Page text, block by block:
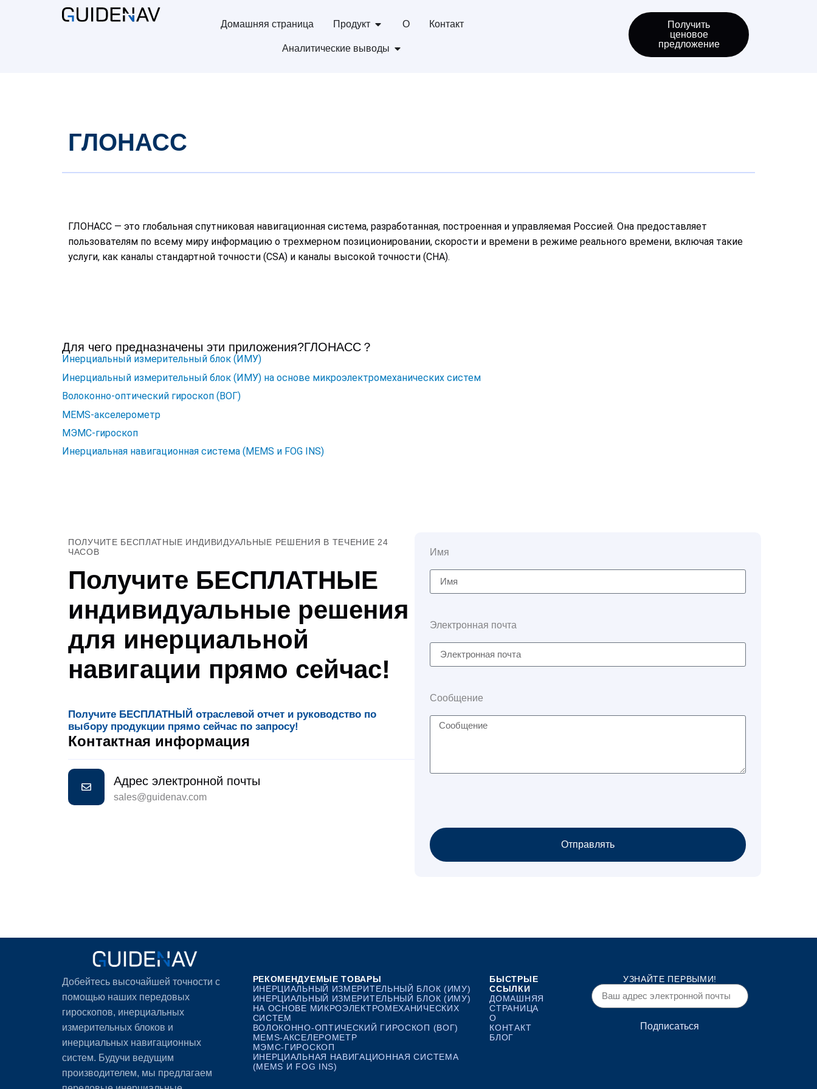
Домашняя страница Продукт О Контакт
Аналитические выводы
Получить
ценовое
предложение
ГЛОНАСС
ГЛОНАСС — это глобальная спутниковая навигационная система, разработанная, построенная и управляемая Россией. Она предоставляет
пользователям по всему миру информацию о трехмерном позиционировании, скорости и времени в режиме реального времени, включая такие
услуги, как каналы стандартной точности (CSA) и каналы высокой точности (CHA).
Для чего предназначены эти приложения?ГЛОНАСС ？
Инерциальный измерительный блок (ИМУ)
Инерциальный измерительный блок (ИМУ) на основе микроэлектромеханических систем
Волоконно-оптический гироскоп (ВОГ)
MEMS-акселерометр
МЭМС-гироскоп
Инерциальная навигационная система (MEMS и FOG INS)
ПОЛУЧИТЕ БЕСПЛАТНЫЕ ИНДИВИДУАЛЬНЫЕ РЕШЕНИЯ В ТЕЧЕНИЕ 24
ЧАСОВ
Получите БЕСПЛАТНЫЕ
индивидуальные решения
для инерциальной
навигации прямо сейчас!
Получите БЕСПЛАТНЫЙ отраслевой отчет и руководство по
выбору продукции прямо сейчас по запросу!
Контактная информация
Адрес электронной почты
sales@guidenav.com
Имя
Электронная почта
Сообщение
Отправлять
Добейтесь высочайшей точности с
помощью наших передовых
гироскопов, инерциальных
измерительных блоков и
инерциальных навигационных
систем. Будучи ведущим
производителем, мы предлагаем
РЕКОМЕНДУЕМЫЕ ТОВАРЫ
ИНЕРЦИАЛЬНЫЙ ИЗМЕРИТЕЛЬНЫЙ БЛОК (ИМУ)
ИНЕРЦИАЛЬНЫЙ ИЗМЕРИТЕЛЬНЫЙ БЛОК (ИМУ)
НА ОСНОВЕ МИКРОЭЛЕКТРОМЕХАНИЧЕСКИХ
СИСТЕМ
ВОЛОКОННО-ОПТИЧЕСКИЙ ГИРОСКОП (ВОГ)
MEMS-АКСЕЛЕРОМЕТР
МЭМС-ГИРОСКОП
ИНЕРЦИАЛЬНАЯ НАВИГАЦИОННАЯ СИСТЕМА
(MEMS И FOG INS)
БЫСТРЫЕ
ССЫЛКИ
ДОМАШНЯЯ
СТРАНИЦА
О
КОНТАКТ
БЛОГ
УЗНАЙТЕ ПЕРВЫМИ!
Подписаться